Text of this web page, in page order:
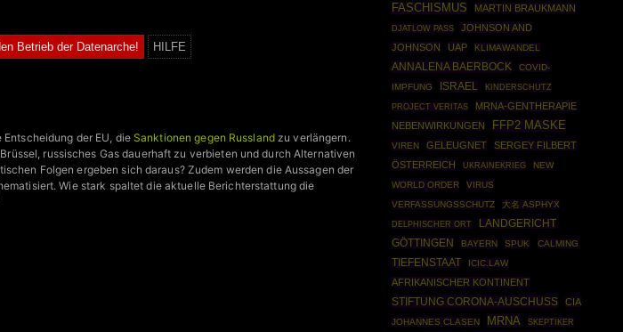
Betrieb der Datenarche! HILFE
Entscheidung der EU, die Sanktionen gegen Russlandzu verlängern.
russisches Gas dauerhaft zu verbieten und durch Alternativen
Folgen ergeben sich daraus? Zudem werden die Aussagen der
Wie stark spaltet die aktuelle Berichterstattung die
FASCHISMUS MARTIN BRAUKMANN
DJATLOW PASS
JOHNSON AND
JOHNSON
UAP KLIMAWANDEL
ANNALENA BAERBOCK
COVID-
IMPFUNG
ISRAEL KINDERSCHUTZ
PROJECT VERITAS
MRNA-GENTHERAPIE
NEBENWIRKUNGEN
FFP2 MASKE
VIREN GELEUGNET
SERGEY FILBERT
ÖSTERREICH
UKRAINEKRIEG
NEW
WORLD ORDER
VIRUS
VERFASSUNGSSCHUTZ
大名 ASPHYX
DELPHISCHER ORT
LANDGERICHT
GÖTTINGEN
BAYERN SPUK CALMING
TIEFENSTAAT ICIC.LAW
AFRIKANISCHER KONTINENT
STIFTUNG CORONA-AUSCHUSS CIA
JOHANNES CLASEN MRNA
SKEPTIKER